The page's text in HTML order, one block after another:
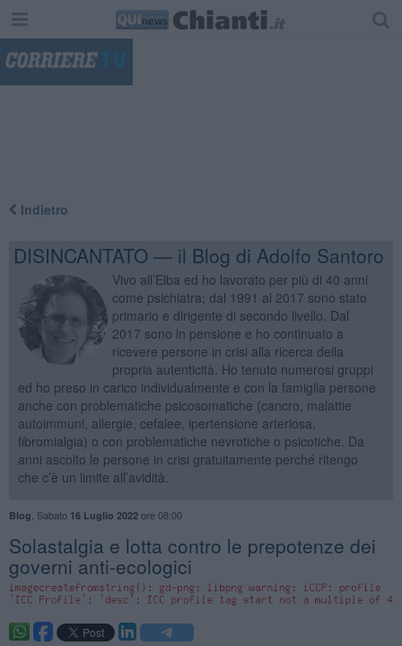
Indietro
DISINCANTATO — il Blog di Adolfo Santoro
Vivo all’Elba ed ho lavorato per più di 40 anni
come psichiatra; dal 1991 al 2017 sono stato
primario e dirigente di secondo livello. Dal
2017 sono in pensione e ho continuato a
ricevere persone in crisi alla ricerca della
propria autenticità. Ho tenuto numerosi gruppi
ed ho preso in carico individualmente e con la famiglia persone
anche con problematiche psicosomatiche (cancro, malattie
autoimmuni, allergie, cefalee, ipertensione arteriosa,
fibromialgia) o con problematiche nevrotiche o psicotiche. Da
anni ascolto le persone in crisi gratuitamente perché ritengo
che c’è un limite all’avidità.
Blog Sabato 16 Luglio 2022ore 08:00
Solastalgia e lotta contro le prepotenze dei
governi anti-ecologici